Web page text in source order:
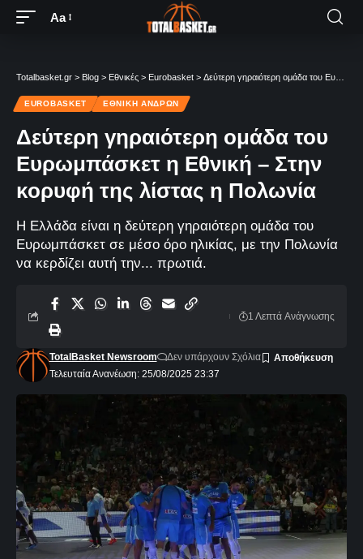
Aa
Totalbasket.gr > Blog > Εθνικές > Eurobasket > Δεύτερη γηραιότερη ομάδα του Ευρωμπάσκετ η Εθνική – Στην κορυφή της λίστας η Πολωνία
EUROBASKET ΕΘΝΙΚΉ ΑΝΔΡΏΝ
Δεύτερη γηραιότερη ομάδα του
Ευρωμπάσκετ η Εθνική – Στην
κορυφή της λίστας η Πολωνία
Η Ελλάδα είναι η δεύτερη γηραιότερη ομάδα του
Ευρωμπάσκετ σε μέσο όρο ηλικίας, με την Πολωνία
να κερδίζει αυτή την... πρωτιά.
Τελευταία Ανανέωση: 25/08/2025 23:37
TotalBasket Newsroom Δεν υπάρχουν Σχόλια
1 Λεπτά Aνάγνωσης